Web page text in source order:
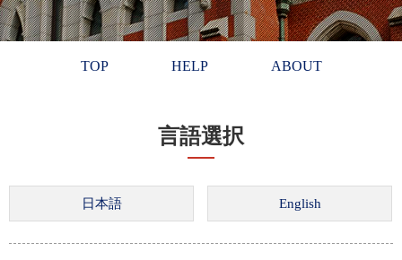
TOP HELP ABOUT
言語選択